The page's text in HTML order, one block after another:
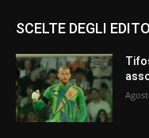
SCELTE DEGLI